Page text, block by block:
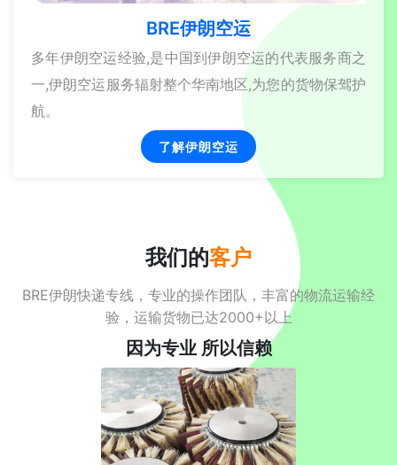
BRE伊朗空运
多年伊朗空运经验,是中国到伊朗空运的代表服务商之
一,伊朗空运服务辐射整个华南地区,为您的货物保驾护
航。
了解伊朗空运
我们的客户
BRE伊朗快递专线，专业的操作团队，丰富的物流运输经
验，运输货物已达2000+以上
因为专业 所以信赖